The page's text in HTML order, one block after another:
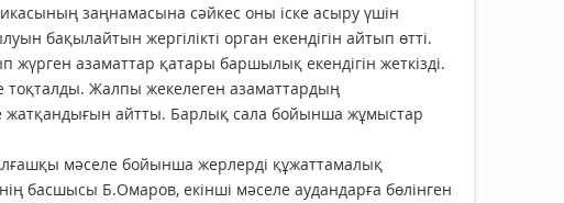
заңнамасына сәйкес оны іске асыру үшін
бақылайтын жергілікті орган екендігін айтып өтті.
жүрген азаматтар қатары баршылық екендігін жеткізді.
Жалпы жекелеген азаматтардың
айтты. Барлық сала бойынша жұмыстар
мәселе бойынша жерлерді құжаттамалық
басшысы Б.Омаров, екінші мәселе аудандарға бөлінген